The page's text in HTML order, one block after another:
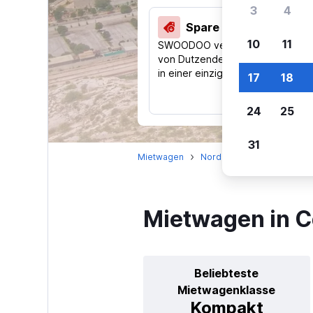
Spare 40 % und mehr
SWOODOO vergleicht Preise
von Dutzenden Reise-Websites
in einer einzigen Suche.
Mietwagen Nordamerika
Mietwagen in
Beliebteste
Mietwagenklasse
Kompakt
3 4
10 11
17 18
24 25
31